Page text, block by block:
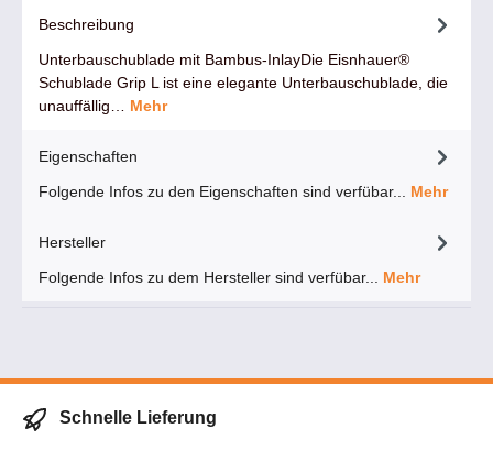
Beschreibung
Unterbauschublade mit Bambus-InlayDie Eisnhauer®
Schublade Grip L ist eine elegante Unterbauschublade, die
unauffällig… Mehr
Eigenschaften
Folgende Infos zu den Eigenschaften sind verfübar... Mehr
Hersteller
Folgende Infos zu dem Hersteller sind verfübar... Mehr
Schnelle Lieferung